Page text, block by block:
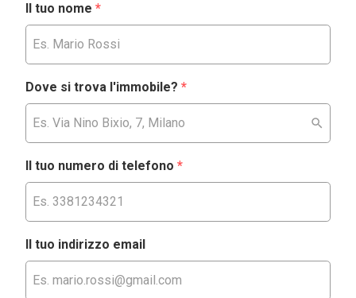
Il tuo nome *
Dove si trova l'immobile? *
Il tuo numero di telefono *
Il tuo indirizzo email